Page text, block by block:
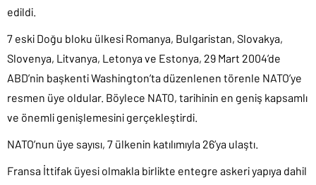
edildi.
7 eski Doğu bloku ülkesi Romanya, Bulgaristan, Slovakya,
Slovenya, Litvanya, Letonya ve Estonya, 29 Mart 2004’de
ABD’nin başkenti Washington’ta düzenlenen törenle NATO’ye
resmen üye oldular. Böylece NATO, tarihinin en geniş kapsamlı
ve önemli genişlemesini gerçekleştirdi.
NATO’nun üye sayısı, 7 ülkenin katılımıyla 26’ya ulaştı.
Fransa İttifak üyesi olmakla birlikte entegre askeri yapıya dahil